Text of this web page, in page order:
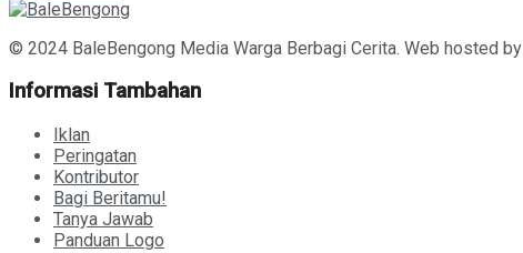
© 2024 BaleBengong Media Warga Berbagi Cerita. Web hosted by
Informasi Tambahan
Iklan
Peringatan
Kontributor
Bagi Beritamu!
Tanya Jawab
Panduan Logo